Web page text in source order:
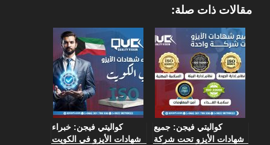
مقالات ذات صلة:
كواليتي فيجن: جميع
شهادات الأيزو تحت شركة
كواليتي فيجن: خبراء
شهادات الأيزو في الكويت